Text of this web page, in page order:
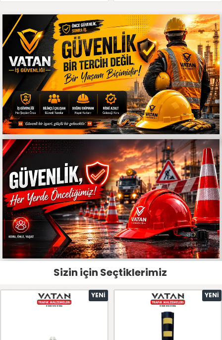
Sizin için Seçtiklerimiz
YENI YENI